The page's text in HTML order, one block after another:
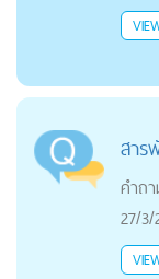
สา
คำถ
27/3/